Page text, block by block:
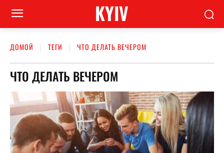
KYIV
ДОМОЙ ТЕГИ ЧТО ДЕЛАТЬ ВЕЧЕРОМ
ЧТО ДЕЛАТЬ ВЕЧЕРОМ